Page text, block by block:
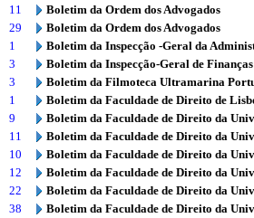
11
Boletim da Ordem dos Advogados
29
Boletim da Ordem dos Advogados
1
Boletim da Inspecção -Geral da
3
Boletim da Inspecção-Geral de Finanças
3
Boletim da Filmoteca Ultramarina
1
Boletim da Faculdade de Direito de
9
Boletim da Faculdade de Direito da
11
Boletim da Faculdade de Direito da
10
Boletim da Faculdade de Direito da
12
Boletim da Faculdade de Direito da
22
Boletim da Faculdade de Direito da
38
Boletim da Faculdade de Direito da